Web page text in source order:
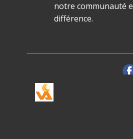
notre communauté
différence.